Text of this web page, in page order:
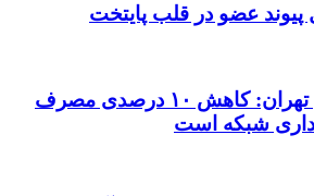
عضو در قلب پایتخت
مدیرعامل برق تهران: کاهش ۱۰ درصدی مصرف
شبکه است